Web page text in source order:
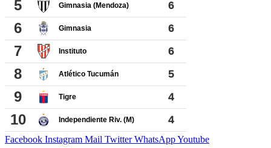
Facebook Instagram Mail Twitter WhatsAppYoutube